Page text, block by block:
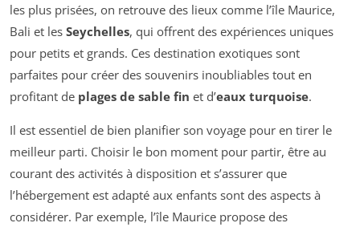
les plus prisées, on retrouve des lieux comme l’île Maurice,
Bali et les Seychelles, qui offrent des expériences uniques
pour petits et grands. Ces destination exotiques sont
parfaites pour créer des souvenirs inoubliables tout en
profitant de plages de sable fin et d’eaux turquoise.
Il est essentiel de bien planifier son voyage pour en tirer le
meilleur parti. Choisir le bon moment pour partir, être au
courant des activités à disposition et s’assurer que
l’hébergement est adapté aux enfants sont des aspects à
considérer. Par exemple, l’île Maurice propose des